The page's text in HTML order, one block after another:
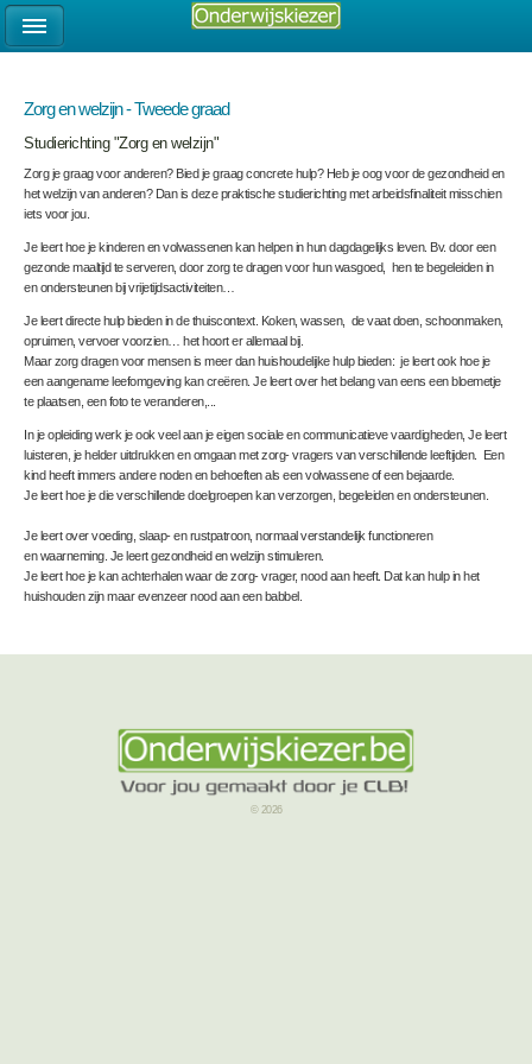
Zorg en welzijn - Tweede graad
Studierichting "Zorg en welzijn"
Zorg je graag voor anderen? Bied je graag concrete hulp? Heb je oog voor de gezondheid en
het welzijn van anderen? Dan is deze praktische studierichting met arbeidsfinaliteit misschien
iets voor jou.
Je leert hoe je kinderen en volwassenen kan helpen in hun dagdagelijks leven. Bv. door een
gezonde maaltijd te serveren, door zorg te dragen voor hun wasgoed, hen te begeleiden in
en ondersteunen bij vrijetijdsactiviteiten…
Je leert directe hulp bieden in de thuiscontext. Koken, wassen, de vaat doen, schoonmaken,
opruimen, vervoer voorzien… het hoort er allemaal bij.
Maar zorg dragen voor mensen is meer dan huishoudelijke hulp bieden: je leert ook hoe je
een aangename leefomgeving kan creëren. Je leert over het belang van eens een bloemetje
te plaatsen, een foto te veranderen,...
In je opleiding werk je ook veel aan je eigen sociale en communicatieve vaardigheden, Je leert
luisteren, je helder uitdrukken en omgaan met zorg- vragers van verschillende leeftijden. Een
kind heeft immers andere noden en behoeften als een volwassene of een bejaarde.
Je leert hoe je die verschillende doelgroepen kan verzorgen, begeleiden en ondersteunen.
Je leert over voeding, slaap- en rustpatroon, normaal verstandelijk functioneren
en waarneming. Je leert gezondheid en welzijn stimuleren.
Je leert hoe je kan achterhalen waar de zorg- vrager, nood aan heeft. Dat kan hulp in het
huishouden zijn maar evenzeer nood aan een babbel.
© 2026